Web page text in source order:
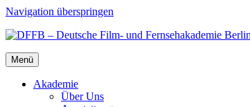
Navigation überspringen
Menü
Aka­de­mie
Über Uns